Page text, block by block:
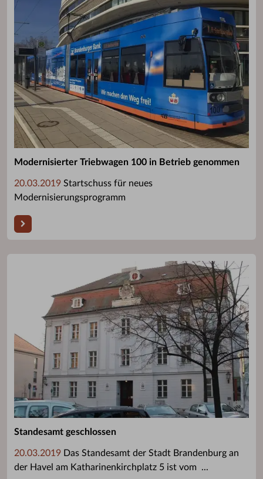
Modernisierter Triebwagen 100 in Betrieb genommen
20.03.2019 Startschuss für neues
Modernisierungsprogramm
Standesamt geschlossen
20.03.2019 Das Standesamt der Stadt Brandenburg an
der Havel am Katharinenkirchplatz 5 ist vom ...